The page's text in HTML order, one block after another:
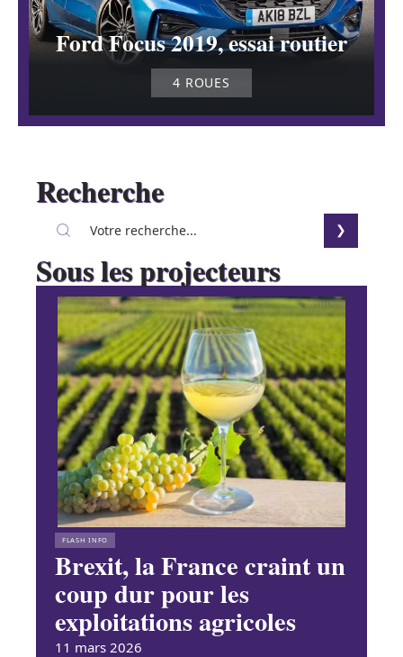
Ford Focus 2019, essai routier
4 ROUES
Recherche
Sous les projecteurs
FLASH INFO
Brexit, la France craint un
coup dur pour les
exploitations agricoles
11 mars 2026